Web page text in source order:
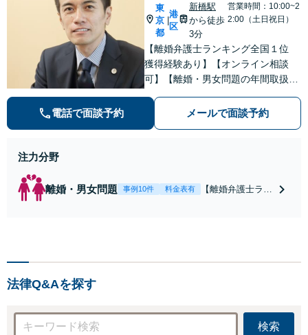
東
京
都
港
区
新橋駅
から徒歩
3分
営業時間：10:00~2
2:00（土日祝日）
【離婚弁護士ランキング全国１位
獲得経験あり】【オンライン相談
可】【離婚・男女問題の年間取扱件
き寝入りしたくないという方は是非
ご相談ください。
電話で面談予約 メールで面談予約
注力分野
離婚・男女問題 事例10件 料金表有
【離婚弁護士ラン
で金銭的に満足で
きる解決を目指し
法律Q&Aを探す
検索